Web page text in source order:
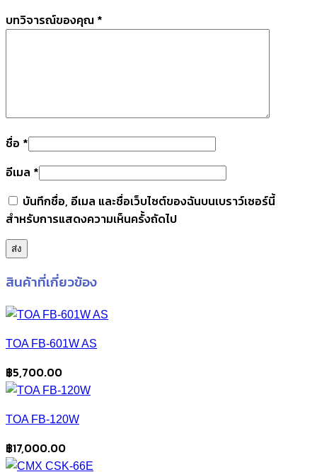
บทวิจารณ์ของคุณ *
ชื่อ *
อีเมล *
บันทึกชื่อ, อีเมล และชื่อเว็บไซต์ของฉันบนเบราว์เซอร์นี้
สำหรับการแสดงความเห็นครั้งถัดไป
สินค้าที่เกี่ยวข้อง
TOA FB-601W AS
฿5,700.00
TOA FB-120W
฿17,000.00